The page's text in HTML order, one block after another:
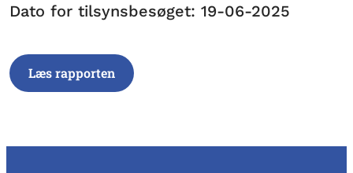
Dato for tilsynsbesøget: 19-06-2025
Læs rapporten